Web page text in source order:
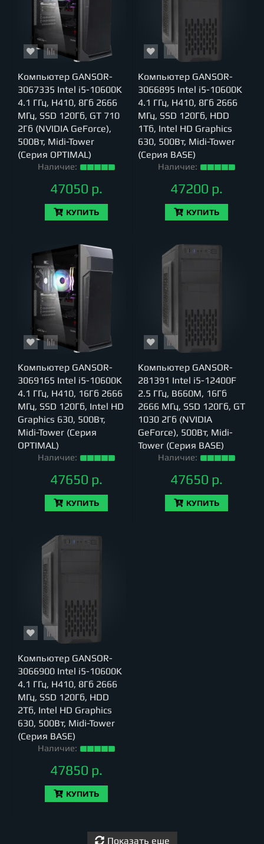
Компьютер GANSOR-
3067335 Intel i5-10600K
4.1 ГГц, H410, 8Гб 2666
МГц, SSD 120Гб, GT 710
2Гб (NVIDIA GeForce),
500Вт, Midi-Tower
(Серия OPTIMAL)
Наличие:
47050 р.
КУПИТЬ
Компьютер GANSOR-
3066895 Intel i5-10600K
4.1 ГГц, H410, 8Гб 2666
МГц, SSD 120Гб, HDD
1Тб, Intel HD Graphics
630, 500Вт, Midi-Tower
(Серия BASE)
Наличие:
47200 р.
КУПИТЬ
Компьютер GANSOR-
3069165 Intel i5-10600K
4.1 ГГц, H410, 16Гб 2666
МГц, SSD 120Гб, Intel HD
Graphics 630, 500Вт,
Midi-Tower (Серия
OPTIMAL)
Наличие:
47650 р.
КУПИТЬ
Компьютер GANSOR-
281391 Intel i5-12400F
2.5 ГГц, B660M, 16Гб
2666 МГц, SSD 120Гб, GT
1030 2Гб (NVIDIA
GeForce), 500Вт, Midi-
Tower (Серия BASE)
Наличие:
47650 р.
КУПИТЬ
Компьютер GANSOR-
3066900 Intel i5-10600K
4.1 ГГц, H410, 8Гб 2666
МГц, SSD 120Гб, HDD
2Тб, Intel HD Graphics
630, 500Вт, Midi-Tower
(Серия BASE)
Наличие:
47850 р.
КУПИТЬ
Показать еще